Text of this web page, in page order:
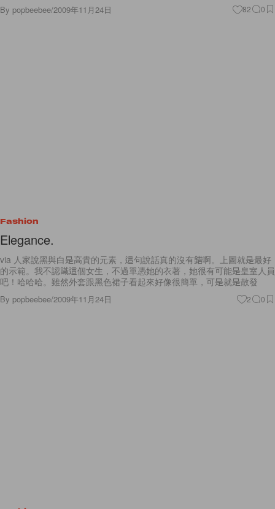
By popbeebee/2009年11月24日 82 0
Fashion
Elegance.
via 人家說黑與白是高貴的元素，這句說話真的沒有錯啊。上圖就是最好
的示範。我不認識這個女生，不過單憑她的衣著，她很有可能是皇室人員
吧！哈哈哈。雖然外套跟黑色裙子看起來好像很簡單，可是就是散發
By popbeebee/2009年11月24日 2 0